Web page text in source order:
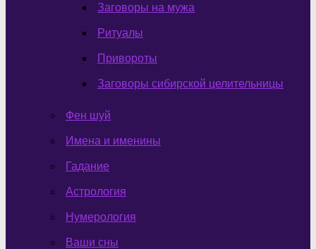
Заговоры на мужа
Ритуалы
Привороты
Заговоры сибирской целительницы
Фен шуй
Имена и именины
Гадание
Астрология
Нумерология
Ваши сны